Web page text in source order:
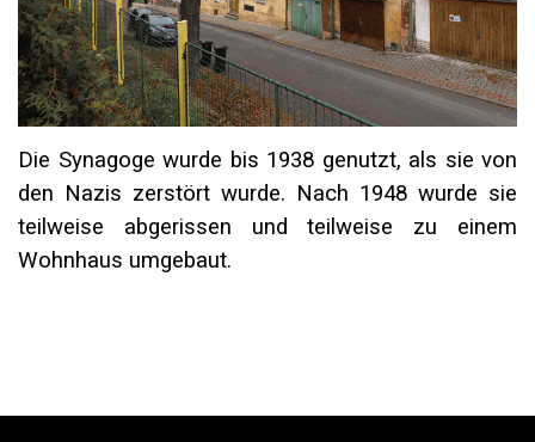
Die Synagoge wurde bis 1938 genutzt, als sie von
den Nazis zerstört wurde. Nach 1948 wurde sie
teilweise abgerissen und teilweise zu einem
Wohnhaus umgebaut.